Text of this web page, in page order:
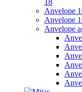
18
Anvelope
Anvelope
Anvelope